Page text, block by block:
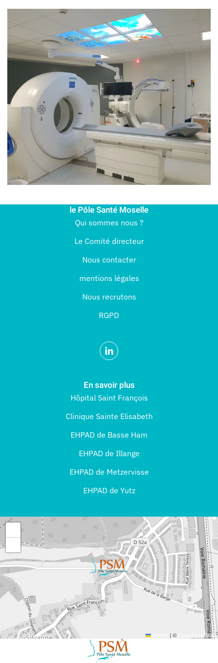
le Pôle Santé Moselle
Qui sommes nous ?
Le Comité directeur
Nous contacter
mentions légales
Nous recrutons
RGPD
En savoir plus
Hôpital Saint François
Clinique Sainte Elisabeth
EHPAD de Basse Ham
EHPAD de Illange
EHPAD de Metzervisse
EHPAD de Yutz
| © OpenStreetMap